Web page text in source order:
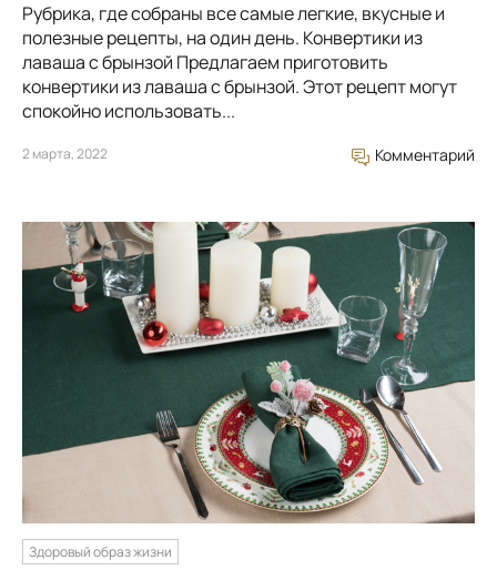
Рубрика, где собраны все самые легкие, вкусные и
полезные рецепты, на один день. Конвертики из
лаваша с брынзой Предлагаем приготовить
конвертики из лаваша с брынзой. Этот рецепт могут
спокойно использовать...
2 марта, 2022 Комментарий
Здоровый образ жизни